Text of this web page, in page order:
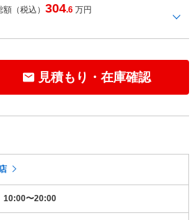
額（税込）304.6 万円
見積もり・在庫確認
10:00〜20:00